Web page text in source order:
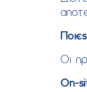
Οι
On-